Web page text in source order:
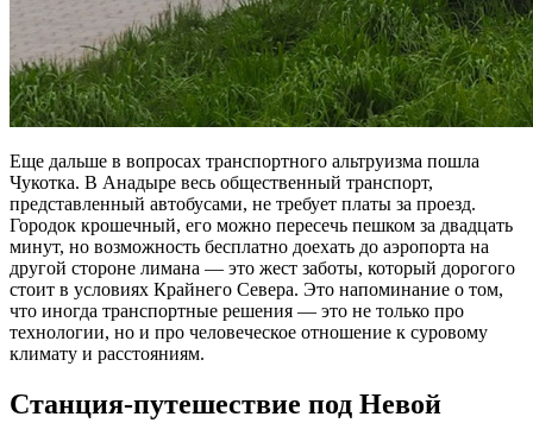
Еще дальше в вопросах транспортного альтруизма пошла
Чукотка. В Анадыре весь общественный транспорт,
представленный автобусами, не требует платы за проезд.
Городок крошечный, его можно пересечь пешком за двадцать
минут, но возможность бесплатно доехать до аэропорта на
другой стороне лимана — это жест заботы, который дорогого
стоит в условиях Крайнего Севера. Это напоминание о том,
что иногда транспортные решения — это не только про
технологии, но и про человеческое отношение к суровому
климату и расстояниям.
Станция-путешествие под Невой